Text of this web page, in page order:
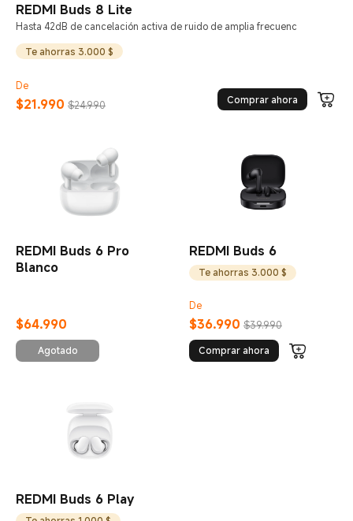
REDMI Buds 8 Lite
Hasta 42dB de cancelación activa de ruido de amplia frecuenc
Te ahorras 3.000 $
De
$21.990 $24.990
Comprar ahora
REDMI Buds 6 Pro
Blanco
$64.990
Agotado
REDMI Buds 6
Te ahorras 3.000 $
De
$36.990 $39.990
Comprar ahora
REDMI Buds 6 Play